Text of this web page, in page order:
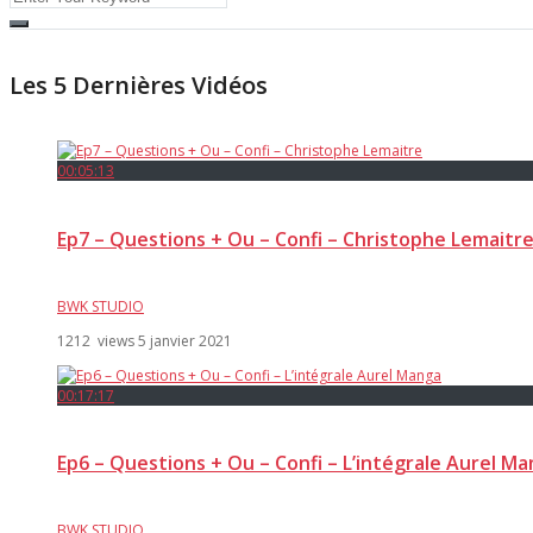
Les 5 Dernières Vidéos
00:05:13
Ep7 – Questions + Ou – Confi – Christophe Lemaitre
BWK STUDIO
1212 views5 janvier 2021
00:17:17
Ep6 – Questions + Ou – Confi – L’intégrale Aurel